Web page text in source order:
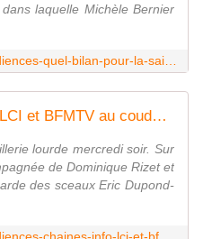
laquelle Michèle Bernier
Audiences chaînes info : LCI et BFMTV au coude-à-coude mercredi soir
lourde mercredi soir. Sur
de Dominique Rizet et
des sceaux Eric Dupond-